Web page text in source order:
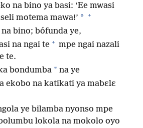
na bino ya basi: ‘Ee mwasi
motema mawa!’ * +
bino; bófunda ye,
na ngai te + mpe ngai nazali
te.
bondumba * na ye
ekobo na katikati ya mabɛlɛ
ye bilamba nyonso mpe
lokola na mokolo oyo